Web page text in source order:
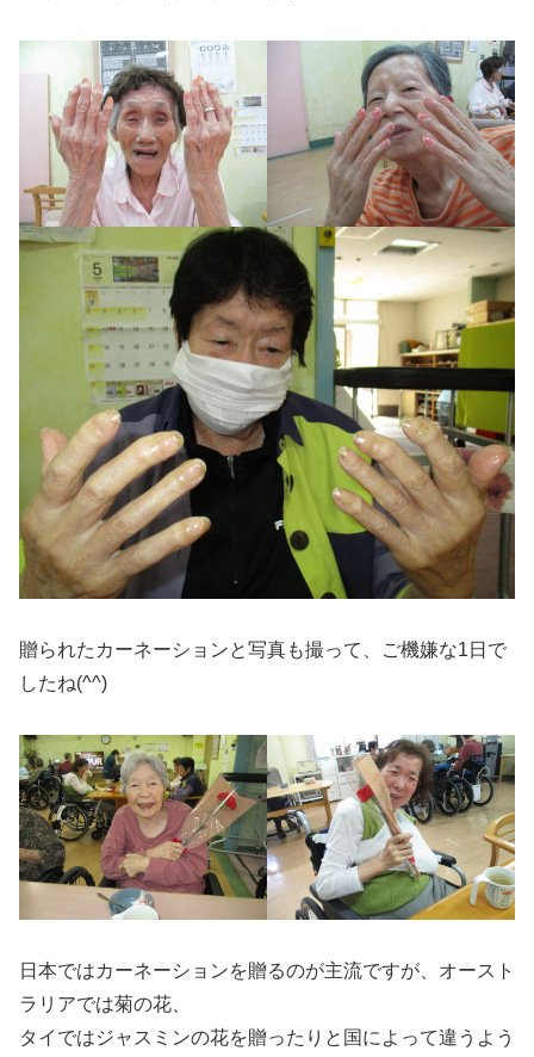
贈られたカーネーションと写真も撮って、ご機嫌な1日で
したね(^^)
日本ではカーネーションを贈るのが主流ですが、オースト
ラリアでは菊の花、
タイではジャスミンの花を贈ったりと国によって違うよう